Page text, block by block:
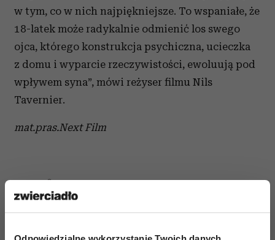
w tym, co w nich najpiękniejsze. To wspaniałe, że
18-latek może radykalnie odmienić los swego
ojca, którego konstrukcja psychiczna, ucieczka
z domu i wyparcie rzeczywistości, ewoluują pod
wpływem syna”, mówi reżyser filmu Nils
Tavernier.
mat.pras.Next Film